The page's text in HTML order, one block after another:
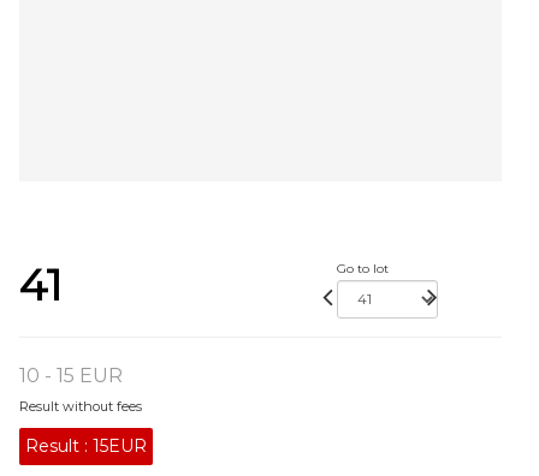
41 Go to lot
10 - 15 EUR
Result without fees
Result : 15EUR